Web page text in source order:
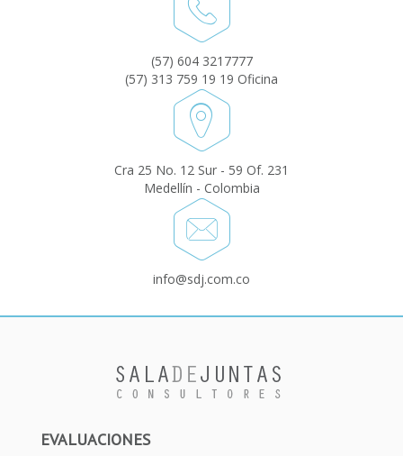
(57) 604 3217777
(57) 313 759 19 19 Oficina
Cra 25 No. 12 Sur - 59 Of. 231
Medellín - Colombia
info@sdj.com.co
EVALUACIONES